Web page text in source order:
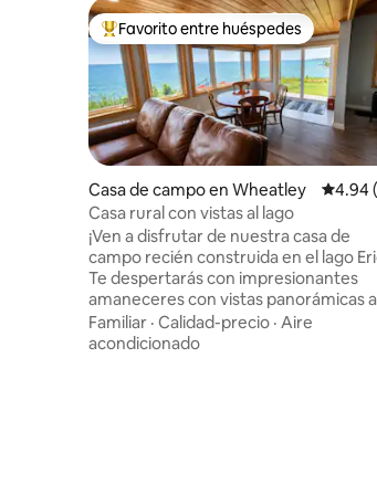
Favorito entre huéspedes preferido
Favorito entre huéspedes
Casa de campo en Wheatley
4.94
Casa rural con vistas al lago
¡Ven a disfrutar de nuestra casa de
campo recién construida en el lago
Te despertarás con impresionantes
amaneceres con vistas panorámicas al
lago. Hay mucho que hacer en
temporada que te quedes. A pocos
Familiar · Calidad-precio · Aire
acondicionado